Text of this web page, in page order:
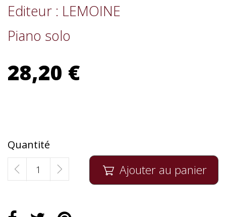
Editeur : LEMOINE
Piano solo
28,20 €
Quantité
 Ajouter au panier